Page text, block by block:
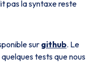
pas la syntaxe reste
sur github. Le
tests que nous